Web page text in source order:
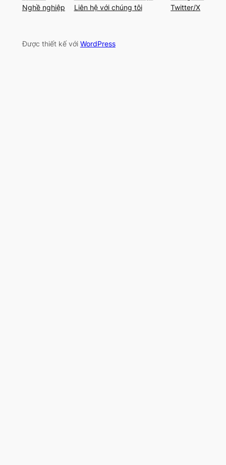
Nghề nghiệp
Liên hệ với chúng tôi
Twitter/X
Được thiết kế với WordPress